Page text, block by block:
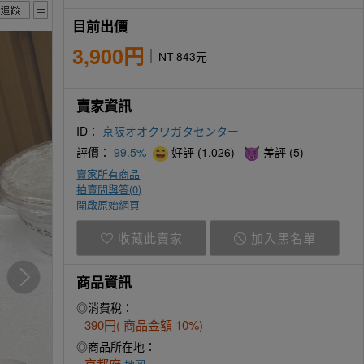
目前出價
3,900円 NT 843元
賣家資訊
ID： 京阪オオクワガタセンター
評價：99.5% 好評 (1,026) 差評 (5)
賣家所有商品
拍賣問與答(0)
開啟原始網頁
收藏此賣家 加入黑名單
商品資訊
◎消費稅：
390円( 商品金額 10%)
◎商品所在地：